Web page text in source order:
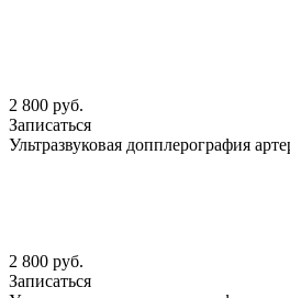
2 800 руб.
Записаться
Ультразвуковая допплерография
2 800 руб.
Записаться